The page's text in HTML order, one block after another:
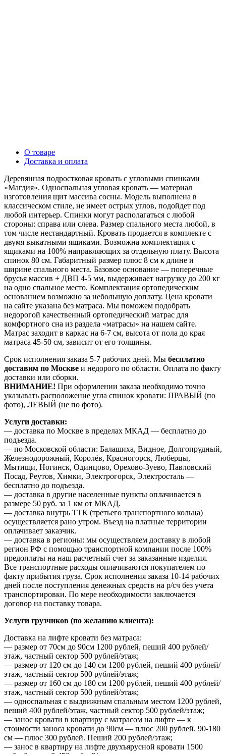
О товаре
Доставка и оплата
Деревянная подростковая кровать с угловыми спинками
«Магдия». Односпальная угловая кровать — материал
изготовления щит массива сосны. Модель выполнена в
классическом стиле, не имеет острых углов, подойдет под
любой интерьер. Спинки могут располагаться с любой
стороны: справа или слева. Размер спального места любой, в
том числе нестандартный. Кровать продается в комплекте с
двумя выкатными ящиками. Возможна комплектация с
ящиками на 100% направляющих за отдельную плату. Высота
спинок 80 см. Габаритный размер плюс 8 см к длине и
ширине спального места. Базовое основание — поперечные
брусья массив + ДВП 4-5 мм, выдерживает нагрузку до 200 кг
на одно спальное место. Комплектация ортопедическим
основанием возможно за небольшую доплату. Цена кровати
на сайте указана без матраса. Мы поможем подобрать
недорогой качественный ортопедический матрас для
комфортного сна из раздела «матрасы» на нашем сайте.
Матрас заходит в каркас на 6-7 см, высота от пола до края
матраса 45-50 см, зависит от его толщины.
Срок исполнения заказа 5-7 рабочих дней. Мы бесплатно
доставим по Москве и недорого по области. Оплата по факту
доставки или сборки.
ВНИМАНИЕ! При оформлении заказа необходимо точно
указывать расположение угла спинок кровати: ПРАВЫЙ (по
фото), ЛЕВЫЙ (не по фото).
Услуги доставки:
— доставка по Москве в пределах МКАД — бесплатно до
подъезда.
— по Московской области: Балашиха, Видное, Долгопрудный,
Железнодорожный, Королёв, Красногорск, Люберцы,
Мытищи, Ногинск, Одинцово, Орехово-Зуево, Павловский
Посад, Реутов, Химки, Электрогорск, Электросталь —
бесплатно до подъезда.
— доставка в другие населенные пункты оплачивается в
размере 50 руб. за 1 км от МКАД.
— доставка внутрь ТТК (третьего транспортного кольца)
осуществляется рано утром. Въезд на платные территории
оплачивает заказчик.
— доставка в регионы: мы осуществляем доставку в любой
регион РФ с помощью транспортной компании после 100%
предоплаты на наш расчетный счет за заказанные изделия.
Все транспортные расходы оплачиваются покупателем по
факту прибытия груза. Срок исполнения заказа 10-14 рабочих
дней после поступления денежных средств на р/сч без учета
транспортировки. По мере необходимости заключается
договор на поставку товара.
Услуги грузчиков (по желанию клиента):
Доставка на лифте кровати без матраса:
— размер от 70см до 90см 1200 рублей, пеший 400 рублей/
этаж, частный сектор 500 рублей/этаж;
— размер от 120 см до 140 см 1200 рублей, пеший 400 рублей/
этаж, частный сектор 500 рублей/этаж;
— размер от 160 см до 180 см 1200 рублей, пеший 400 рублей/
этаж, частный сектор 500 рублей/этаж;
— односпальная с выдвижным спальным местом 1200 рублей,
пеший 400 рублей/этаж, частный сектор 500 рублей/этаж;
— занос кровати в квартиру с матрасом на лифте — к
стоимости заноса кровати до 90см — плюс 200 рублей. 90-180
см — плюс 300 рублей. Пеший 200 рублей/этаж;
— занос в квартиру на лифте двухъярусной кровати 1500